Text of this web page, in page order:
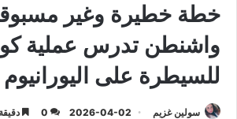
خطة خطيرة وغير
واشنطن تدرس عملية
للسيطرة على اليورانيوم
سولين غزيم 2026-04-02
0